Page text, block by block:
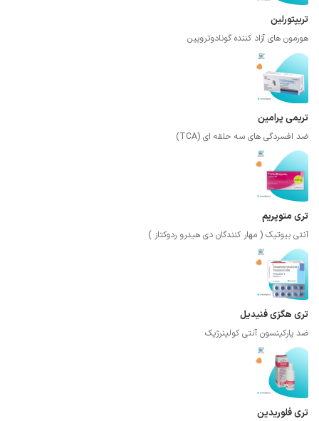
تریپتورلین
هورمون های آزاد کننده گونادوتروپین
تریمی پرامین
ضد افسردگی های سه حلقه ای (TCA)
تری متوپریم
آنتی بیوتیک ( مهار کنندگان دی هیدرو ردوکتاز )
تری هگزی فنیدیل
ضد پارکینسون آنتی کولینرژیک
تری فلوریدین